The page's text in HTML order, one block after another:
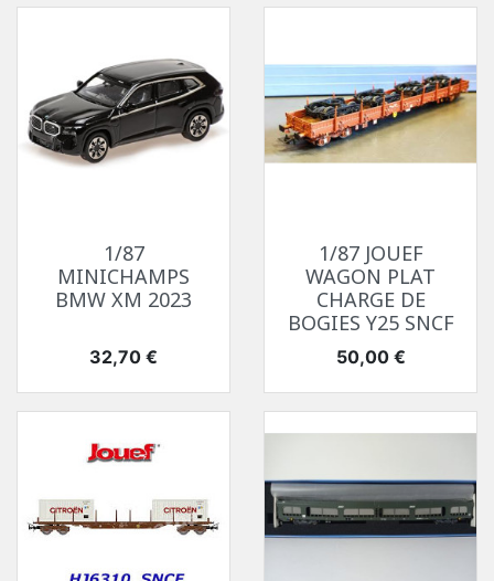
1/87
MINICHAMPS
BMW XM 2023
Prix
32,70 €
1/87 JOUEF
WAGON PLAT
CHARGE DE
BOGIES Y25 SNCF
Prix
50,00 €